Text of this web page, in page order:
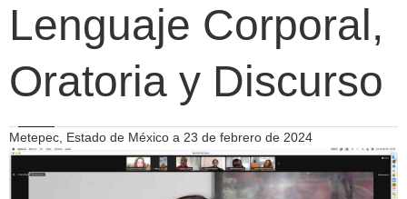
Lenguaje Corporal,
Oratoria y Discurso
Metepec, Estado de México a 23 de febrero de 2024